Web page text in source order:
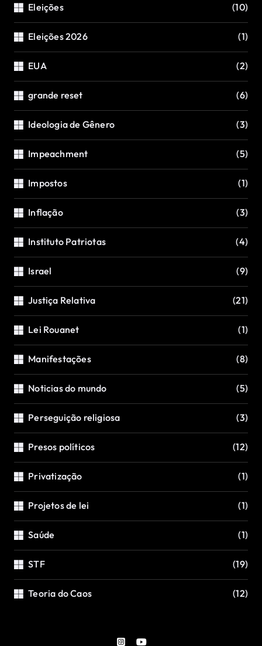
Eleições (10)
Eleições 2026 (1)
EUA (2)
grande reset (6)
Ideologia de Gênero (3)
Impeachment (5)
Impostos (1)
Inflação (3)
Instituto Patriotas (4)
Israel (9)
Justiça Relativa (21)
Lei Rouanet (1)
Manifestações (8)
Noticias do mundo (5)
Perseguição religiosa (3)
Presos políticos (12)
Privatização (1)
Projetos de lei (1)
Saúde (1)
STF (19)
Teoria do Caos (12)